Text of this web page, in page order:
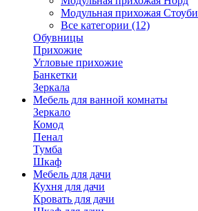
Модульная прихожая Стоуби
Все категории (12)
Обувницы
Прихожие
Угловые прихожие
Банкетки
Зеркала
Мебель для ванной комнаты
Зеркало
Комод
Пенал
Тумба
Шкаф
Мебель для дачи
Кухня для дачи
Кровать для дачи